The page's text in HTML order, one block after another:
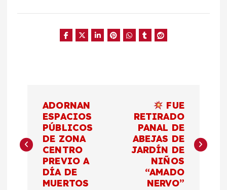
v
ADORNAN
ESPACIOS
PÚBLICOS
DE ZONA
CENTRO
PREVIO A
DÍA DE
MUERTOS
FUE
RETIRADO
PANAL DE
ABEJAS DE
JARDÍN DE
NIÑOS
“AMADO
NERVO”